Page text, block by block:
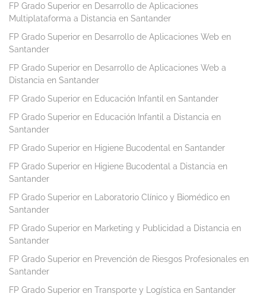
FP Grado Superior en Desarrollo de Aplicaciones
Multiplataforma a Distancia en Santander
FP Grado Superior en Desarrollo de Aplicaciones Web en
Santander
FP Grado Superior en Desarrollo de Aplicaciones Web a
Distancia en Santander
FP Grado Superior en Educación Infantil en Santander
FP Grado Superior en Educación Infantil a Distancia en
Santander
FP Grado Superior en Higiene Bucodental en Santander
FP Grado Superior en Higiene Bucodental a Distancia en
Santander
FP Grado Superior en Laboratorio Clínico y Biomédico en
Santander
FP Grado Superior en Marketing y Publicidad a Distancia en
Santander
FP Grado Superior en Prevención de Riesgos Profesionales en
Santander
FP Grado Superior en Transporte y Logística en Santander